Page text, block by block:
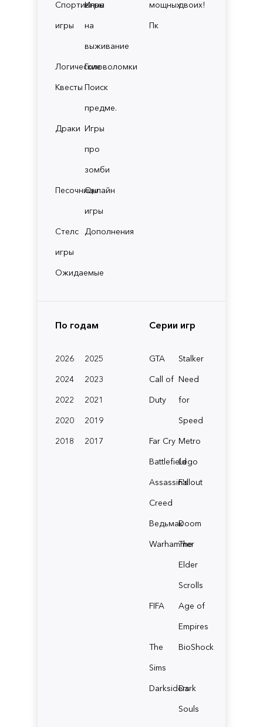
Спортивные
игры
Игры
на
выживание
ЛогическиеГоловоломки
Квесты Поиск
предме.
Драки Игры
про
зомби
ПесочницыОнлайн
игры
Стелс
игры
Дополнения
Ожидаемые
мощных
Пк
двоих!
По годам
2026
2025
2024
2023
2022
2021
2020
2019
2018
2017
Серии игр
GTA
Stalker
Call of
Duty
Need
for
Speed
Far Cry Metro
BattlefieldLego
Assassin's
Creed
Fallout
ВедьмакDoom
Warhammer
The
Elder
Scrolls
FIFA
Age of
Empires
The
Sims
BioShock
Darksiders
Dark
Souls